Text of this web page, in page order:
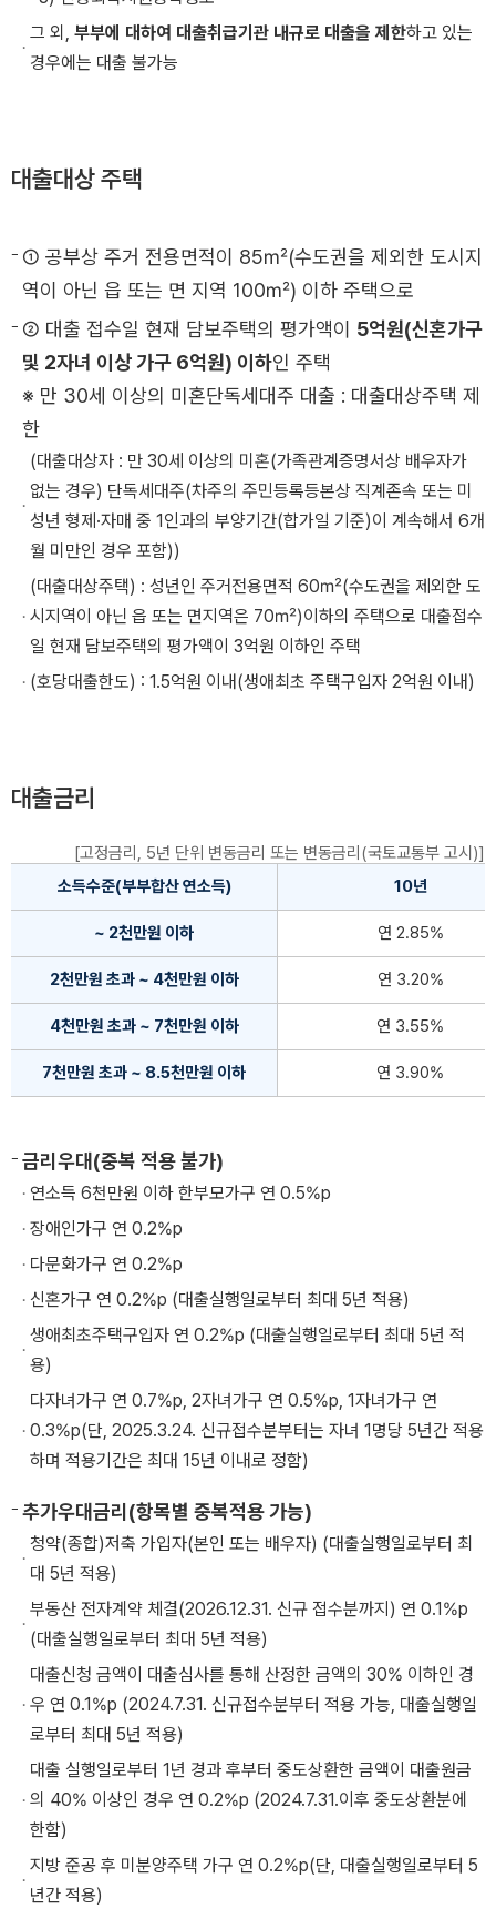
그 외, 부부에 대하여 대출취급기관 내규로 대출을 제한하고 있는
경우에는 대출 불가능
대출대상 주택
① 공부상 주거 전용면적이 85㎡(수도권을 제외한 도시지
역이 아닌 읍 또는 면 지역 100㎡) 이하 주택으로
② 대출 접수일 현재 담보주택의 평가액이 5억원(신혼가구
및 2자녀 이상 가구 6억원) 이하인 주택
※ 만 30세 이상의 미혼단독세대주 대출 : 대출대상주택 제
한
(대출대상자 : 만 30세 이상의 미혼(가족관계증명서상 배우자가
없는 경우) 단독세대주(차주의 주민등록등본상 직계존속 또는 미
성년 형제·자매 중 1인과의 부양기간(합가일 기준)이 계속해서 6개
월 미만인 경우 포함))
(대출대상주택) : 성년인 주거전용면적 60㎡(수도권을 제외한 도
시지역이 아닌 읍 또는 면지역은 70㎡)이하의 주택으로 대출접수
일 현재 담보주택의 평가액이 3억원 이하인 주택
(호당대출한도) : 1.5억원 이내(생애최초 주택구입자 2억원 이내)
대출금리
[고정금리, 5년 단위 변동금리 또는 변동금리(국토교통부 고시)]
소득수준(부부합산 연소득)
10년
~ 2천만원 이하 연 2.85%
2천만원 초과 ~ 4천만원 이하 연 3.20%
4천만원 초과 ~ 7천만원 이하 연 3.55%
7천만원 초과 ~ 8.5천만원 이하 연 3.90%
금리우대(중복 적용 불가)
연소득 6천만원 이하 한부모가구 연 0.5%p
장애인가구 연 0.2%p
다문화가구 연 0.2%p
신혼가구 연 0.2%p (대출실행일로부터 최대 5년 적용)
생애최초주택구입자 연 0.2%p (대출실행일로부터 최대 5년 적
용)
다자녀가구 연 0.7%p, 2자녀가구 연 0.5%p, 1자녀가구 연
0.3%p(단, 2025.3.24. 신규접수분부터는 자녀 1명당 5년간 적용
하며 적용기간은 최대 15년 이내로 정함)
추가우대금리(항목별 중복적용 가능)
청약(종합)저축 가입자(본인 또는 배우자) (대출실행일로부터 최
대 5년 적용)
부동산 전자계약 체결(2026.12.31. 신규 접수분까지) 연 0.1%p
(대출실행일로부터 최대 5년 적용)
대출신청 금액이 대출심사를 통해 산정한 금액의 30% 이하인 경
우 연 0.1%p (2024.7.31. 신규접수분부터 적용 가능, 대출실행일
로부터 최대 5년 적용)
대출 실행일로부터 1년 경과 후부터 중도상환한 금액이 대출원금
의 40% 이상인 경우 연 0.2%p (2024.7.31.이후 중도상환분에
한함)
지방 준공 후 미분양주택 가구 연 0.2%p(단, 대출실행일로부터 5
년간 적용)